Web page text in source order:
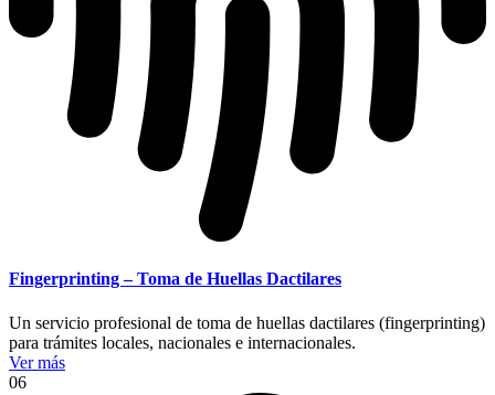
Fingerprinting – Toma de Huellas Dactilares
Un servicio profesional de toma de huellas dactilares (fingerprinting)
para trámites locales, nacionales e internacionales.
Ver más
06